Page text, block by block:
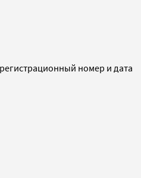
номер и дата